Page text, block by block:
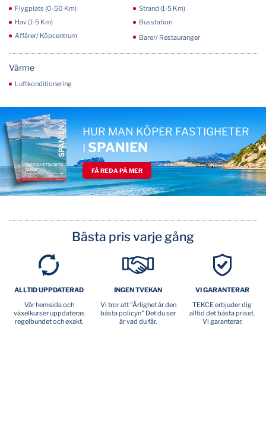
Flygplats (0-50 Km)
Strand (1-5 Km)
Hav (1-5 Km)
Busstation
Affärer/ Köpcentrum
Barer/ Restauranger
Värme
Luftkonditionering
HUR MAN KÖPER FASTIGHETER
ISPANIEN
FÅ REDA PÅ MER
Bästa pris varje gång
ALLTID UPPDATERAD
Vår hemsida och
växelkurser uppdateras
regelbundet och exakt.
INGEN TVEKAN
Vi tror att "Ärlighet är den
bästa policyn" Det du ser
är vad du får.
VI GARANTERAR
TEKCE erbjuder dig
alltid det bästa priset.
Vi garanterar.